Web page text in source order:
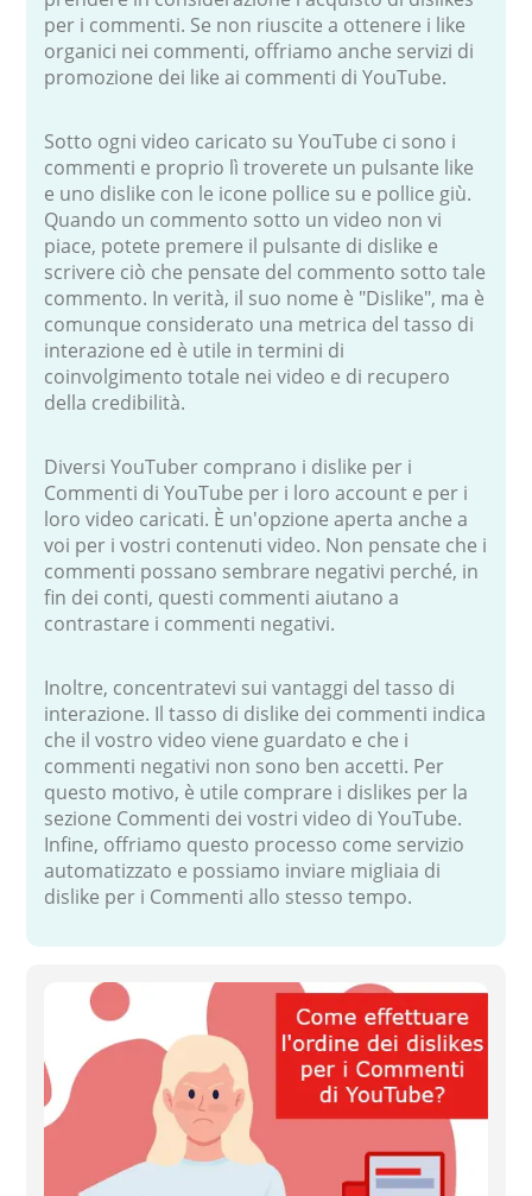
per i commenti. Se non riuscite a ottenere i like
organici nei commenti, offriamo anche servizi di
promozione dei like ai commenti di YouTube.
Sotto ogni video caricato su YouTube ci sono i
commenti e proprio lì troverete un pulsante like
e uno dislike con le icone pollice su e pollice giù.
Quando un commento sotto un video non vi
piace, potete premere il pulsante di dislike e
scrivere ciò che pensate del commento sotto tale
commento. In verità, il suo nome è "Dislike", ma è
comunque considerato una metrica del tasso di
interazione ed è utile in termini di
coinvolgimento totale nei video e di recupero
della credibilità.
Diversi YouTuber comprano i dislike per i
Commenti di YouTube per i loro account e per i
loro video caricati. È un'opzione aperta anche a
voi per i vostri contenuti video. Non pensate che i
commenti possano sembrare negativi perché, in
fin dei conti, questi commenti aiutano a
contrastare i commenti negativi.
Inoltre, concentratevi sui vantaggi del tasso di
interazione. Il tasso di dislike dei commenti indica
che il vostro video viene guardato e che i
commenti negativi non sono ben accetti. Per
questo motivo, è utile comprare i dislikes per la
sezione Commenti dei vostri video di YouTube.
Infine, offriamo questo processo come servizio
automatizzato e possiamo inviare migliaia di
dislike per i Commenti allo stesso tempo.